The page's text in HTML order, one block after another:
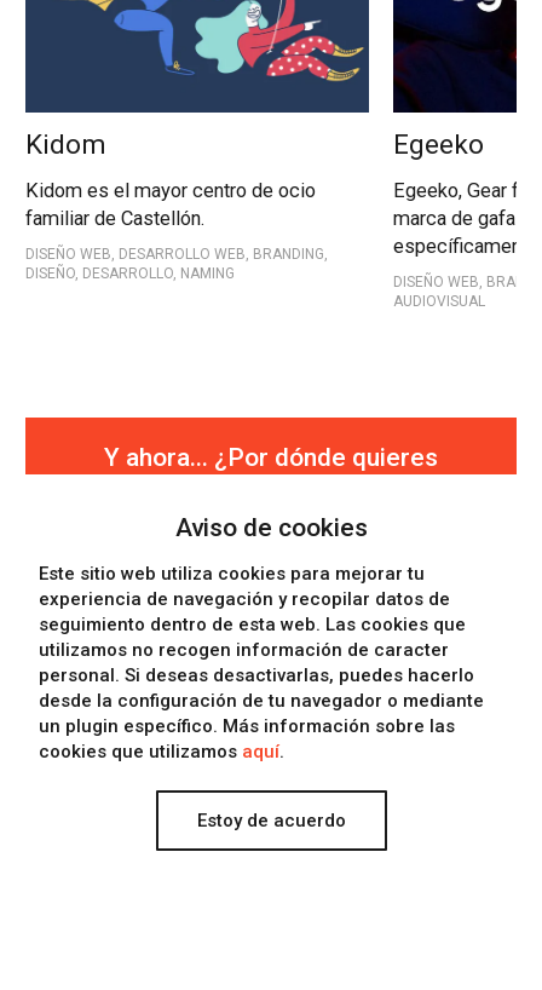
Kidom
Kidom es el mayor centro de ocio
familiar de Castellón.
DISEÑO WEB, DESARROLLO WEB, BRANDING,
DISEÑO, DESARROLLO, NAMING
Egeeko
Egeeko, Gear
marca de gafas
específicamente
DISEÑO WEB,
AUDIOVISUAL
Y ahora... ¿Por dónde quieres
Seguir viendo trabajos
Saber algo más sobre la empresa
Contactar con Eclectick
Aviso de cookies
Este sitio web utiliza cookies para mejorar tu
experiencia de navegación y recopilar datos de
seguimiento dentro de esta web. Las cookies que
utilizamos no recogen información de caracter
personal. Si deseas desactivarlas, puedes hacerlo
desde la configuración de tu navegador o mediante
un plugin específico. Más información sobre las
cookies que utilizamos aquí.
Estoy de acuerdo